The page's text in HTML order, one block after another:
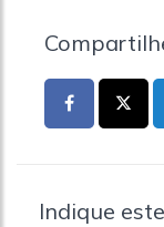
Indique